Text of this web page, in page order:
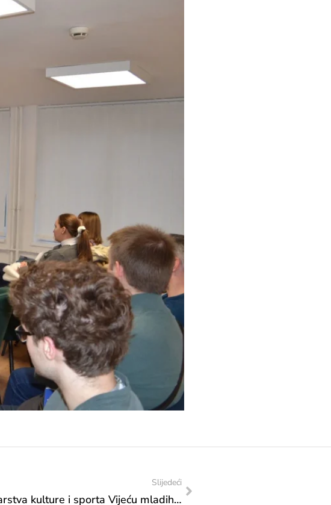
Slijedeći
Posjeta Federalnog ministarstva kulture i sporta Vijeću mladih Opštine Odžak: Podrška projektu „Održivi Odžak – edukacija, ekologija i mladi lideri“